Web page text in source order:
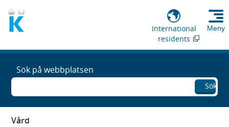
International
residents
Meny
Sök på webbplatsen
Sök
Vård